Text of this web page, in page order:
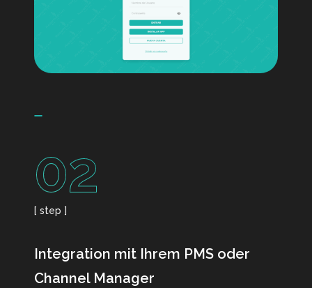
02
[ step ]
Integration mit Ihrem PMS oder
Channel Manager